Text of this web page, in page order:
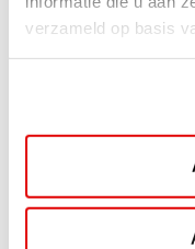
verzameld op basis